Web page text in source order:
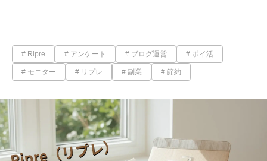
Ripre アンケート ブログ運営 ポイ活
モニター リプレ 副業 節約